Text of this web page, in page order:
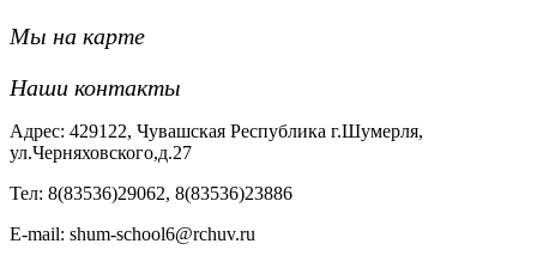
Мы на карте
Наши контакты
Адрес: 429122, Чувашская Республика г.Шумерля,
ул.Черняховского,д.27
Тел: 8(83536)29062, 8(83536)23886
Е-mail: shum-school6@rchuv.ru